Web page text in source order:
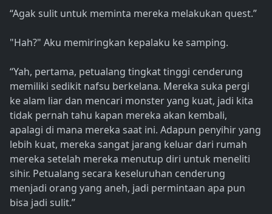
“Agak sulit untuk meminta mereka melakukan quest.”
"Hah?" Aku memiringkan kepalaku ke samping.
“Yah, pertama, petualang tingkat tinggi cenderung
memiliki sedikit nafsu berkelana. Mereka suka pergi
ke alam liar dan mencari monster yang kuat, jadi kita
tidak pernah tahu kapan mereka akan kembali,
apalagi di mana mereka saat ini. Adapun penyihir yang
lebih kuat, mereka sangat jarang keluar dari rumah
mereka setelah mereka menutup diri untuk meneliti
sihir. Petualang secara keseluruhan cenderung
menjadi orang yang aneh, jadi permintaan apa pun
bisa jadi sulit.”